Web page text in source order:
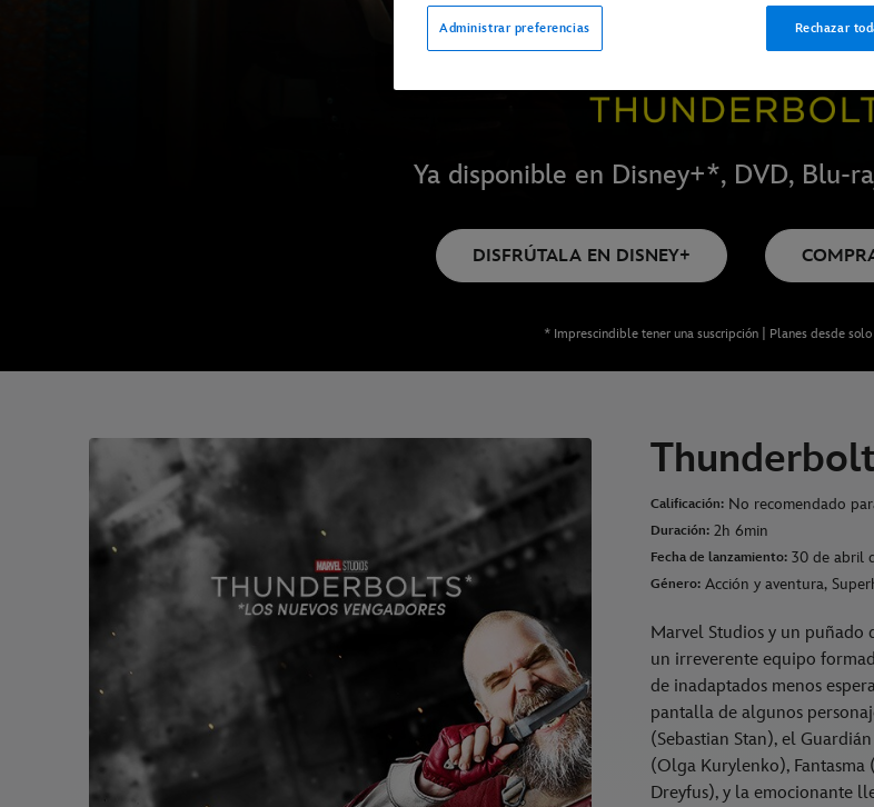
Ya disponible en Disney+*, DVD, Blu-
DISFRÚTALA EN DISNEY+
* Imprescindible tener una suscripción | Planes desde
Calificación: No recomendado
Duración: 2h 6min
Fecha de lanzamiento: 30 de abril
Género: Acción y aventura,
Marvel Studios y un puñado
un irreverente equipo
de inadaptados menos
pantalla de algunos
(Sebastian Stan), el
(Olga Kurylenko),
Dreyfus), y la emocionante
Administrar preferencias Rechazar